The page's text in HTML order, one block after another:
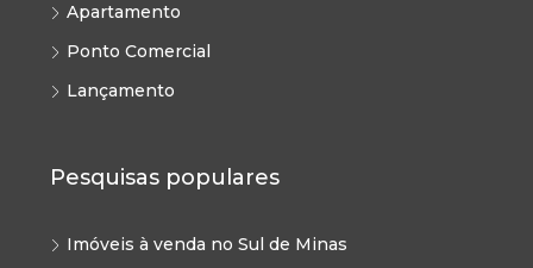
Apartamento
Ponto Comercial
Lançamento
Pesquisas populares
Imóveis à venda no Sul de Minas